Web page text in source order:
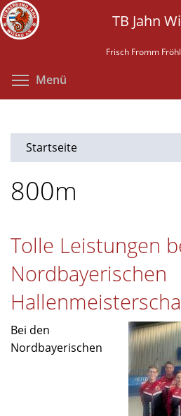
Direkt
zum
Inhalt
TB Jahn
Frisch Fromm
Menü
Startseite
800m
Tolle Leistungen
Nordbayerischen
Bei den
Nordbayerischen